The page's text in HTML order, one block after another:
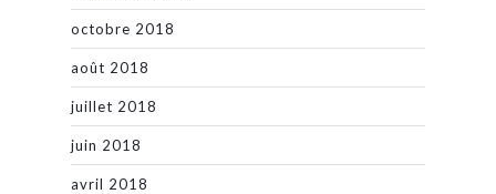
octobre 2018
août 2018
juillet 2018
juin 2018
avril 2018